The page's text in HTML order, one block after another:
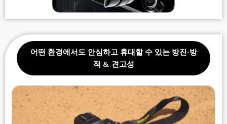
어떤 환경에서도 안심하고 휴대할 수 있는방진·방
적 & 견고성